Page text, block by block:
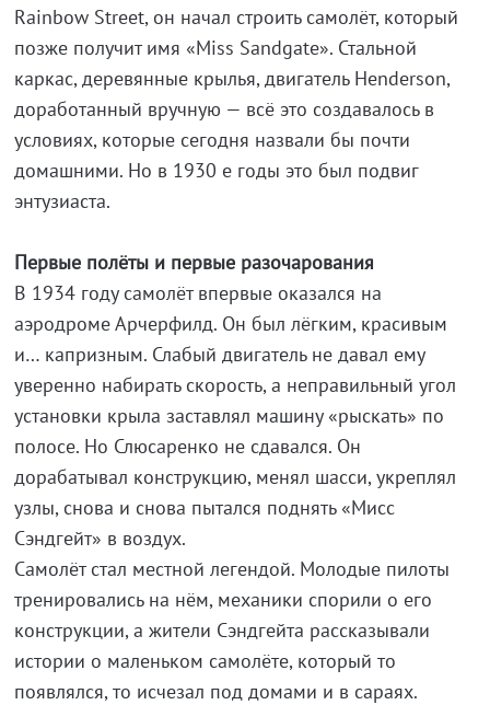
Rainbow Street, он начал строить самолёт, который
позже получит имя «Miss Sandgate». Стальной
каркас, деревянные крылья, двигатель Henderson,
доработанный вручную — всё это создавалось в
условиях, которые сегодня назвали бы почти
домашними. Но в 1930 е годы это был подвиг
энтузиаста.
Первые полёты и первые разочарования
В 1934 году самолёт впервые оказался на
аэродроме Арчерфилд. Он был лёгким, красивым
и… капризным. Слабый двигатель не давал ему
уверенно набирать скорость, а неправильный угол
установки крыла заставлял машину «рыскать» по
полосе. Но Слюсаренко не сдавался. Он
дорабатывал конструкцию, менял шасси, укреплял
узлы, снова и снова пытался поднять «Мисс
Сэндгейт» в воздух.
Самолёт стал местной легендой. Молодые пилоты
тренировались на нём, механики спорили о его
конструкции, а жители Сэндгейта рассказывали
истории о маленьком самолёте, который то
появлялся, то исчезал под домами и в сараях.